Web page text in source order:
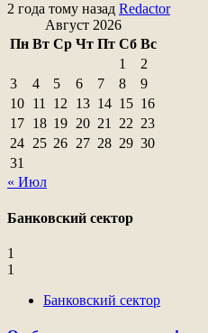
2 года тому назад Redactor
Август 2026
Пн Вт Ср Чт Пт Сб Вс
1
2
3
4 5 6 7 8
9
10 11 12 13 14 15 16
17 18 19 20 21 22 23
24 25 26 27 28 29 30
31
« Июл
Банковский сектор
1
1
Банковский сектор